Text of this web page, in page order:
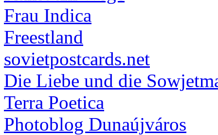
Frau Indica
Freestland
sovietpostcards.net
Die Liebe und die
Terra Poetica
Photoblog Dunaújváros